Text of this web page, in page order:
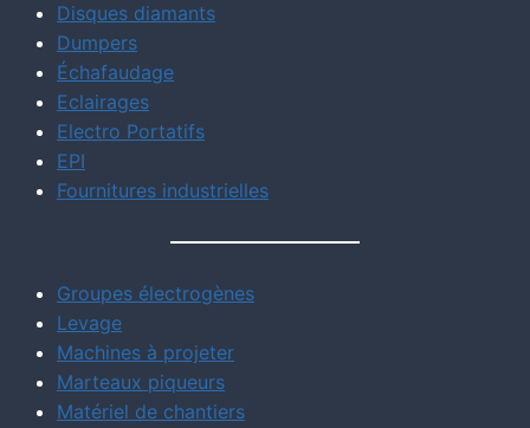
Disques diamants
Dumpers
Échafaudage
Eclairages
Electro Portatifs
EPI
Fournitures industrielles
Groupes électrogènes
Levage
Machines à projeter
Marteaux piqueurs
Matériel de chantiers